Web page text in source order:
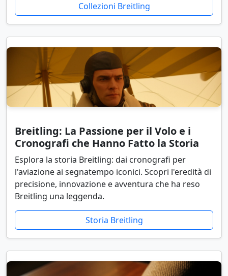
Collezioni Breitling
Breitling: La Passione per il Volo e i
Cronografi che Hanno Fatto la Storia
Esplora la storia Breitling: dai cronografi per
l'aviazione ai segnatempo iconici. Scopri l'eredità di
precisione, innovazione e avventura che ha reso
Breitling una leggenda.
Storia Breitling